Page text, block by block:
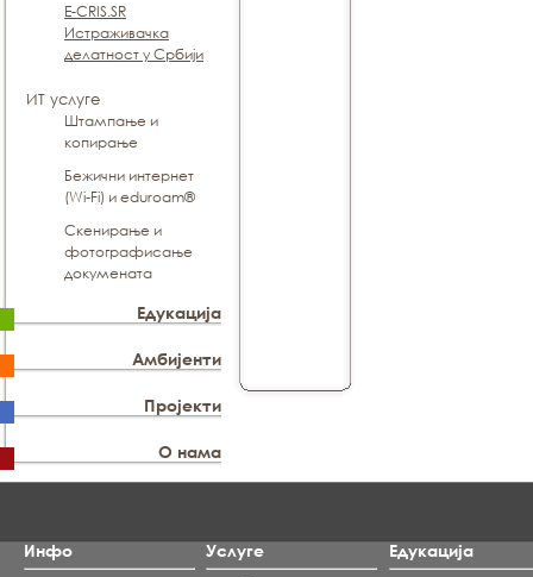
E-CRIS.SR
Истраживачка
делатност у Србији
ИТ услуге
Штампање и
копирање
Бежични интернет
(Wi-Fi) и eduroam®
Скенирање и
фотографисање
докумената
Едукација
Амбијенти
Пројекти
О нама
Инфо
Услуге
Едукација